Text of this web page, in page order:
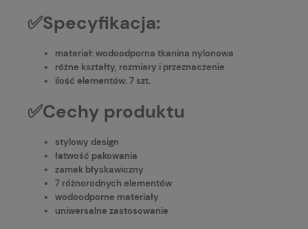
✅Specyfikacja:
materiał: wodoodporna tkanina nylonowa
różne kształty, rozmiary i przeznaczenie
ilość elementów: 7 szt.
✅Cechy produktu
stylowy design
łatwość pakowania
zamek błyskawiczny
7 różnorodnych elementów
wodoodporne materiały
uniwersalne zastosowanie